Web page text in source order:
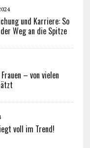
und Karriere: So
Weg an die Spitze
– von vielen
voll im Trend!